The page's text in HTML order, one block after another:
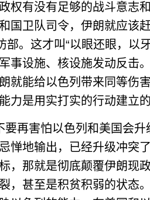
权有没有足够的战斗意志
国卫队司令，伊朗就应该
部。这才叫“以眼还眼，以
事设施、核设施发动反击
就能给以色列带来同等伤
力是用实打实的行动建立的
害怕以色列和美国会升
惮地输出，已经升级冲突
，那就是彻底颠覆伊朗现
，甚至是积贫积弱的状态